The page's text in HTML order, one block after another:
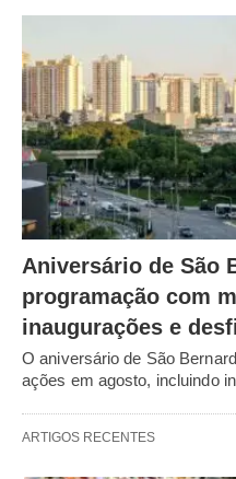
Aniversário de São
programação com
inaugurações e
O aniversário de São
ações em agosto, incluindo
ARTIGOS RECENTES